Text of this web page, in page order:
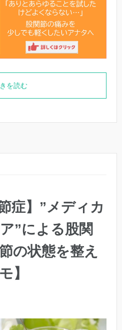
を読む
症】”メディカ
”による股関
の状態を整え
】